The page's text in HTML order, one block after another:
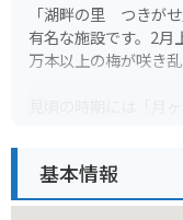
「湖畔の里 つきが
有名な施設です。2月
万本以上の梅が咲き
見頃の時期には「月
バイクで行く場合は
基本情報